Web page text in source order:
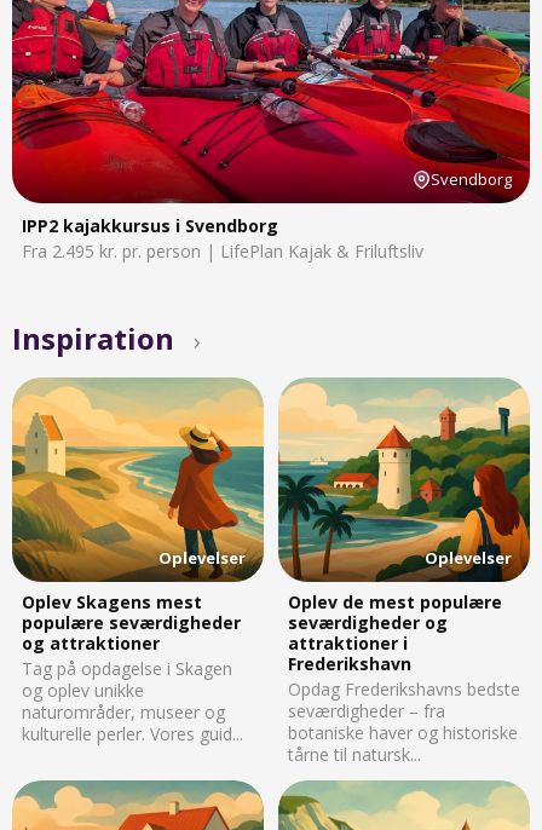
Svendborg
IPP2 kajakkursus i Svendborg
Fra 2.495 kr. pr. person | LifePlan Kajak & Friluftsliv
Inspiration ›
Oplevelser
Oplev Skagens mest
populære seværdigheder
og attraktioner
Tag på opdagelse i Skagen
og oplev unikke
naturområder, museer og
kulturelle perler. Vores guid...
Oplevelser
Oplev de mest populære
seværdigheder og
attraktioner i
Frederikshavn
Opdag Frederikshavns bedste
seværdigheder – fra
botaniske haver og historiske
tårne til natursk...